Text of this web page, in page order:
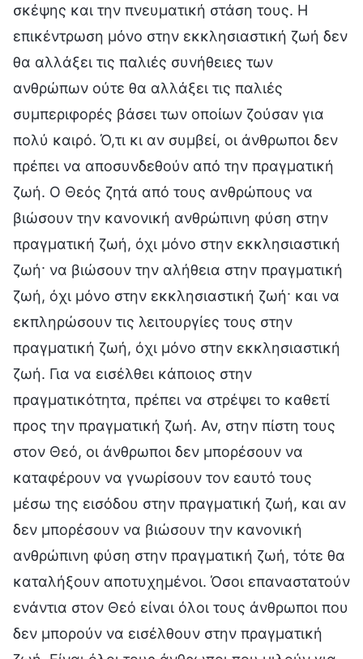
σκέψης και την πνευματική στάση τους. Η
επικέντρωση μόνο στην εκκλησιαστική ζωή δεν
θα αλλάξει τις παλιές συνήθειες των
ανθρώπων ούτε θα αλλάξει τις παλιές
συμπεριφορές βάσει των οποίων ζούσαν για
πολύ καιρό. Ό,τι κι αν συμβεί, οι άνθρωποι δεν
πρέπει να αποσυνδεθούν από την πραγματική
ζωή. Ο Θεός ζητά από τους ανθρώπους να
βιώσουν την κανονική ανθρώπινη φύση στην
πραγματική ζωή, όχι μόνο στην εκκλησιαστική
ζωή· να βιώσουν την αλήθεια στην πραγματική
ζωή, όχι μόνο στην εκκλησιαστική ζωή· και να
εκπληρώσουν τις λειτουργίες τους στην
πραγματική ζωή, όχι μόνο στην εκκλησιαστική
ζωή. Για να εισέλθει κάποιος στην
πραγματικότητα, πρέπει να στρέψει το καθετί
προς την πραγματική ζωή. Αν, στην πίστη τους
στον Θεό, οι άνθρωποι δεν μπορέσουν να
καταφέρουν να γνωρίσουν τον εαυτό τους
μέσω της εισόδου στην πραγματική ζωή, και αν
δεν μπορέσουν να βιώσουν την κανονική
ανθρώπινη φύση στην πραγματική ζωή, τότε θα
καταλήξουν αποτυχημένοι. Όσοι επαναστατούν
ενάντια στον Θεό είναι όλοι τους άνθρωποι που
δεν μπορούν να εισέλθουν στην πραγματική